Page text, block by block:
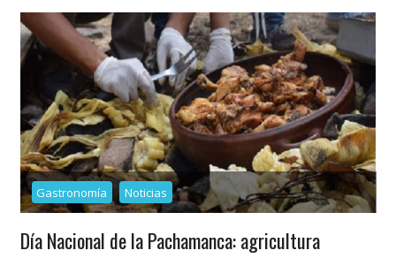
Gastronomía Noticias
Día Nacional de la Pachamanca: agricultura